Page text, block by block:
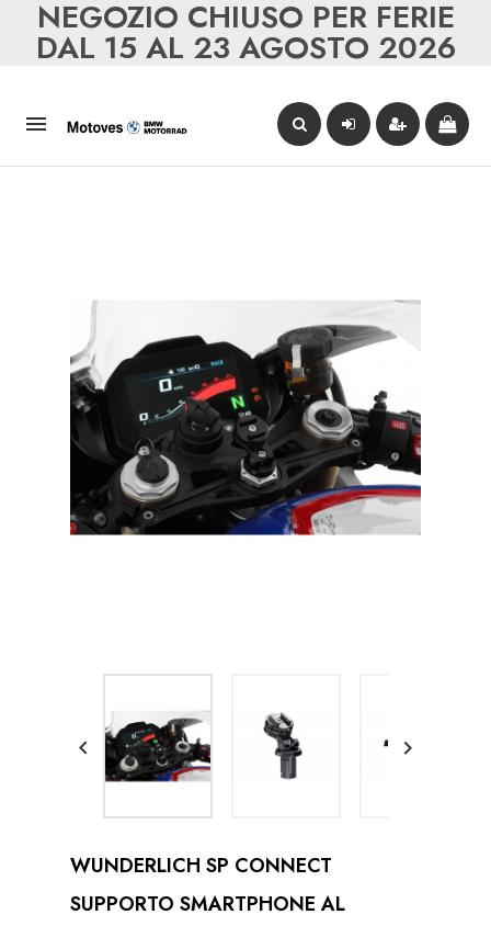
NEGOZIO CHIUSO PER FERIE
DAL 15 AL 23 AGOSTO 2026

 
WUNDERLICH SP CONNECT
SUPPORTO SMARTPHONE AL